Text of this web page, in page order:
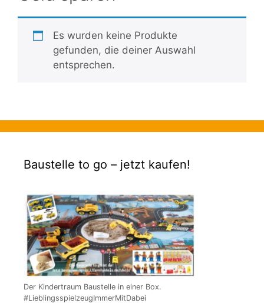
Es wurden keine Produkte
gefunden, die deiner Auswahl
entsprechen.
Baustelle to go – jetzt kaufen!
Der Kindertraum Baustelle in einer Box.
#LieblingsspielzeugImmerMitDabei